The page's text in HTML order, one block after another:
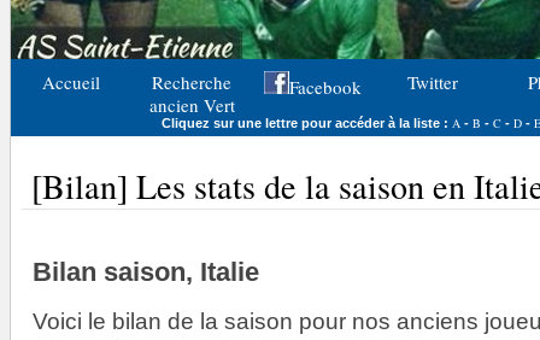
Accueil
Recherche
ancien Vert
Facebook Twitter
Cliquez sur une lettre pour accéder à la liste : A - B - C- D- E
[Bilan] Les stats de la saison en
Bilan saison, Italie
Voici le bilan de la saison pour nos anciens